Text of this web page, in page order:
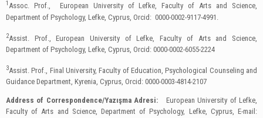
1 Assoc. Prof., European University of Lefke, Faculty of Arts and Science,
Department of Psychology, Lefke, Cyprus, Orcid: 0000-0002-9117-4991.
2Assist. Prof., European University of Lefke, Faculty of Arts and Science,
Department of Psychology, Lefke, Cyprus, Orcid: 0000-0002-6055-2224
3Assist. Prof., Final University, Faculty of Education, Psychological Counseling and
Guidance Department, Kyrenia, Cyprus, Orcid: 0000-0003-4814-2107
Address of Correspondence/Yazışma Adresi: European University of Lefke,
Faculty of Arts and Science, Department of Psychology, Lefke, Cyprus, E-mail: